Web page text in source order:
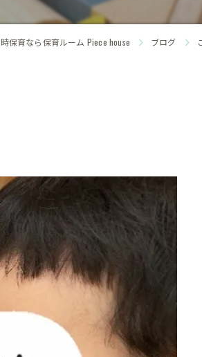
保育なら保育ルーム Piece house ブログ